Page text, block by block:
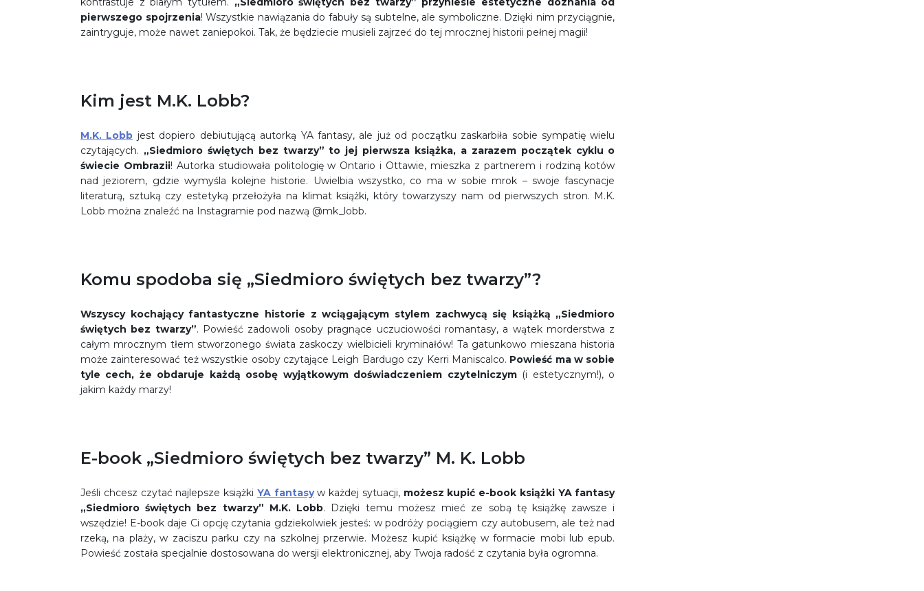
pierwszego spojrzenia! Wszystkie nawiązania do fabuły są subtelne, ale symboliczne. Dzięki nim przyciągnie,
zaintryguje, może nawet zaniepokoi. Tak, że będziecie musieli zajrzeć do tej mrocznej historii pełnej magii!
Kim jest M.K. Lobb?
M.K. Lobb jest dopiero debiutującą autorką YA fantasy, ale już od początku zaskarbiła sobie sympatię wielu
czytających. „Siedmioro świętych bez twarzy” to jej pierwsza książka, a zarazem początek cyklu o
świecie Ombrazii! Autorka studiowała politologię w Ontario i Ottawie, mieszka z partnerem i rodziną kotów
nad jeziorem, gdzie wymyśla kolejne historie. Uwielbia wszystko, co ma w sobie mrok – swoje fascynacje
literaturą, sztuką czy estetyką przełożyła na klimat książki, który towarzyszy nam od pierwszych stron. M.K.
Lobb można znaleźć na Instagramie pod nazwą @mk_lobb.
Komu spodoba się „Siedmioro świętych bez twarzy”?
Wszyscy kochający fantastyczne historie z wciągającym stylem zachwycą się książką „Siedmioro
świętych bez twarzy”. Powieść zadowoli osoby pragnące uczuciowości romantasy, a wątek morderstwa z
całym mrocznym tłem stworzonego świata zaskoczy wielbicieli kryminałów! Ta gatunkowo mieszana historia
może zainteresować też wszystkie osoby czytające Leigh Bardugo czy Kerri Maniscalco. Powieść ma w sobie
tyle cech, że obdaruje każdą osobę wyjątkowym doświadczeniem czytelniczym (i estetycznym!), o
jakim każdy marzy!
E-book „Siedmioro świętych bez twarzy” M. K. Lobb
Jeśli chcesz czytać najlepsze książki YA fantasyw każdej sytuacji, możesz kupić e-book książki YA fantasy
„Siedmioro świętych bez twarzy” M.K. Lobb. Dzięki temu możesz mieć ze sobą tę książkę zawsze i
wszędzie! E-book daje Ci opcję czytania gdziekolwiek jesteś: w podróży pociągiem czy autobusem, ale też nad
rzeką, na plaży, w zaciszu parku czy na szkolnej przerwie. Możesz kupić książkę w formacie mobi lub epub.
Powieść została specjalnie dostosowana do wersji elektronicznej, aby Twoja radość z czytania była ogromna.